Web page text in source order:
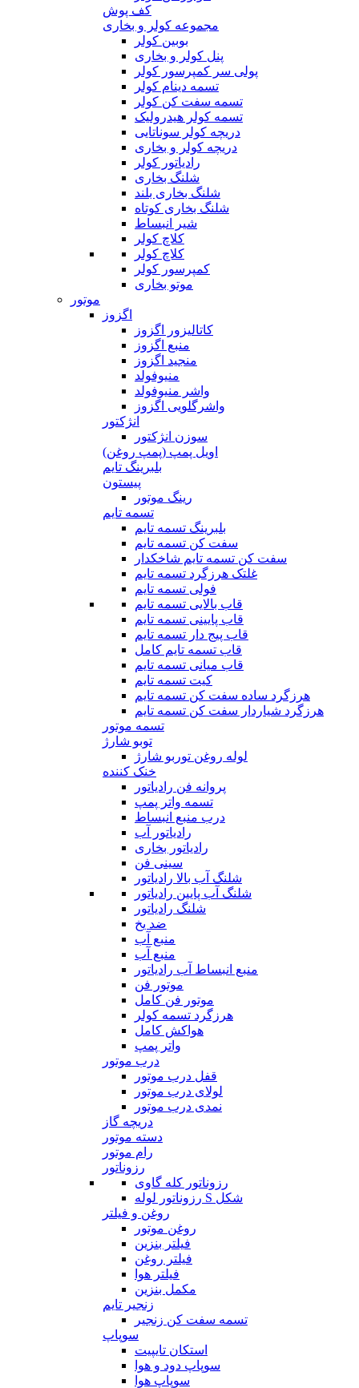
کف پوش
مجموعه کولر و بخاری
بوبین کولر
پنل کولر و بخاری
پولی سر کمپرسور کولر
تسمه دینام کولر
تسمه سفت کن کولر
تسمه کولر هیدرولیک
دریچه کولر سوناتایی
دریچه کولر و بخاری
رادیاتور کولر
شلنگ بخاری
شلنگ بخاری بلند
شلنگ بخاری کوتاه
شیر انبساط
کلاچ کولر
کلاچ کولر
کمپرسور کولر
موتو بخاری
موتور
اگزوز
کاتالیزور اگزوز
منبع اگزوز
منجید اگزوز
منیوفولد
واشر منیوفولد
واشرگلویی اگزوز
انژکتور
سوزن انژکتور
اویل پمپ (پمپ روغن)
بلبرینگ تایم
پیستون
رینگ موتور
تسمه تایم
بلبرینگ تسمه تایم
سفت کن تسمه تایم
سفت کن تسمه تایم شاخکدار
غلتک هرزگرد تسمه تایم
فولی تسمه تایم
قاب بالایی تسمه تایم
قاب پایینی تسمه تایم
قاب پیج دار تسمه تایم
قاب تسمه تایم کامل
قاب میانی تسمه تایم
کیت تسمه تایم
هرزگرد ساده سفت کن تسمه تایم
هرزگرد شیاردار سفت کن تسمه تایم
تسمه موتور
توبو شارژ
لوله روغن توربو شارژ
خنک کننده
پروانه فن رادیاتور
تسمه واتر پمپ
درب منبع انبساط
رادیاتور آب
رادیاتور بخاری
سینی فن
شلنگ آب بالا رادیاتور
شلنگ آب پایین رادیاتور
شلنگ رادیاتور
ضد یخ
منبع آب
منبع آب
منبع انبساط آب رادیاتور
موتور فن
موتور فن کامل
هرزگرد تسمه کولر
هواکش کامل
واتر پمپ
درب موتور
قفل درب موتور
لولای درب موتور
نمدی درب موتور
دریچه گاز
دسته موتور
رام موتور
رزوناتور
رزوناتور کله گاوی
رزوناتور لوله S شکل
روغن و فیلتر
روغن موتور
فیلتر بنزین
فیلتر روغن
فیلتر هوا
مکمل بنزین
زنجیر تایم
تسمه سفت کن زنجیر
سوپاپ
استکان تایپیت
سوپاپ دود و هوا
سوپاپ هوا